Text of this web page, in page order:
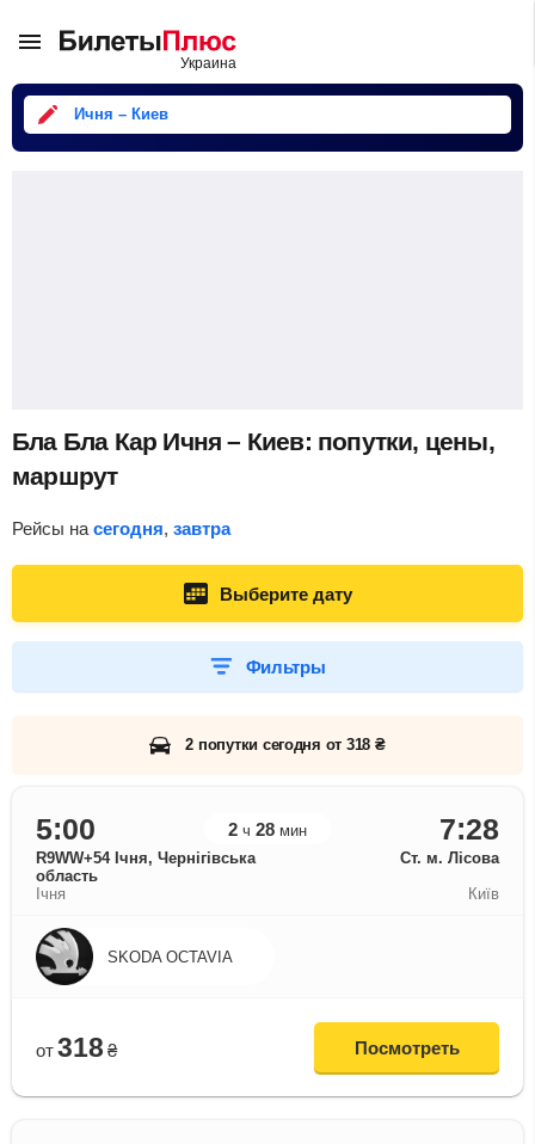
Ичня – Киев
Бла Бла Кар Ичня – Киев: попутки, цены,
маршрут
Рейсы на сегодня, завтра
Выберите дату
Фильтры
2 попутки сегодня от 318 ₴
5:00 2 ч 28 мин 7:28
R9WW+54 Ічня, Чернігівська
область
Ст. м. Лісова
Ічня
Київ
SKODA OCTAVIA
от 318 ₴ Посмотреть